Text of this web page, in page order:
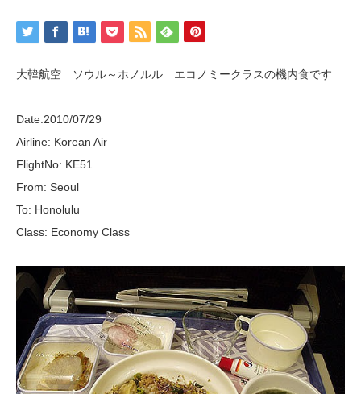
大韓航空 ソウル～ホノルル エコノミークラスの機内食です
Date:2010/07/29
Airline: Korean Air
FlightNo: KE51
From: Seoul
To: Honolulu
Class: Economy Class